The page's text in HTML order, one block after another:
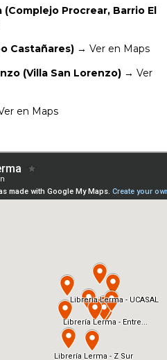
(Complejo Procrear, Barrio El
Castañares) → Ver en Maps
(Villa San Lorenzo) → Ver
en Maps